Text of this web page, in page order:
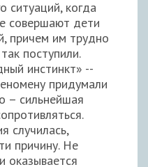
ситуаций, когда
совершают дети
причем им трудно
поступили.
инстинкт» --
придумали
– сильнейшая
случилась,
причину. Не
оказывается